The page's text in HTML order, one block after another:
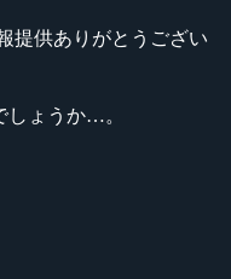
提供ありがとうござい
しょうか…。